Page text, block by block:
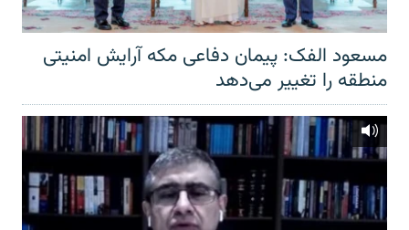
مسعود الفک: پیمان دفاعی مکه آرایش امنیتی
منطقه را تغییر می‌دهد